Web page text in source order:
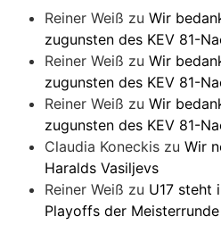
Reiner Weiß zu Wir
zugunsten des KEV 81-
Reiner Weiß zu Wir
zugunsten des KEV 81-
Reiner Weiß zu Wir
zugunsten des KEV 81-
Claudia Koneckis zu Wir
Haralds Vasiljevs
Reiner Weiß zu U17 steht
Playoffs der Meisterrunde